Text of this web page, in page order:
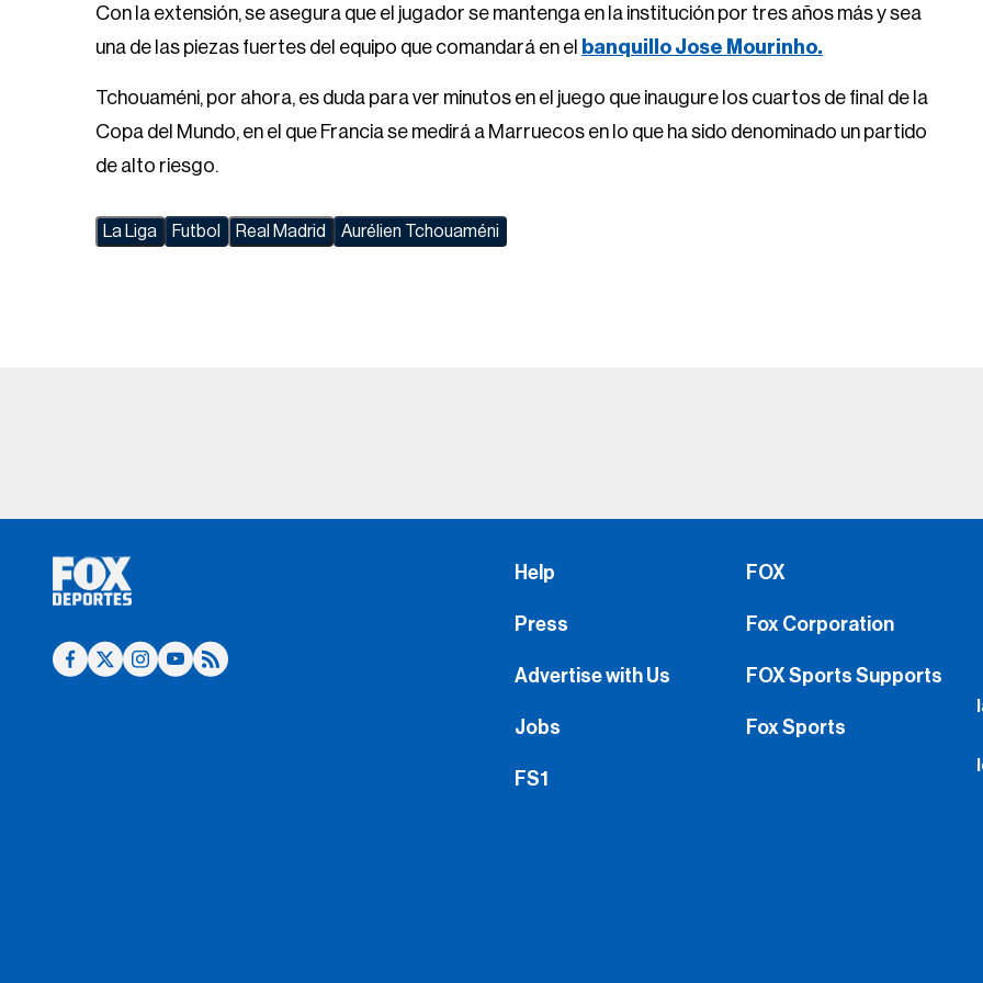
Con la extensión, se asegura que el jugador se mantenga en la institución por tres años más y sea
una de las piezas fuertes del equipo que comandará en el
banquillo Jose Mourinho.
Tchouaméni, por ahora, es duda para ver minutos en el juego que inaugure los cuartos de final de la
Copa del Mundo, en el que Francia se medirá a Marruecos en lo que ha sido denominado un partido
de alto riesgo.
La Liga Futbol Real Madrid Aurélien Tchouaméni
Advertise with Us
Jobs
FS1
FOX Sports Supports
Fox Sports